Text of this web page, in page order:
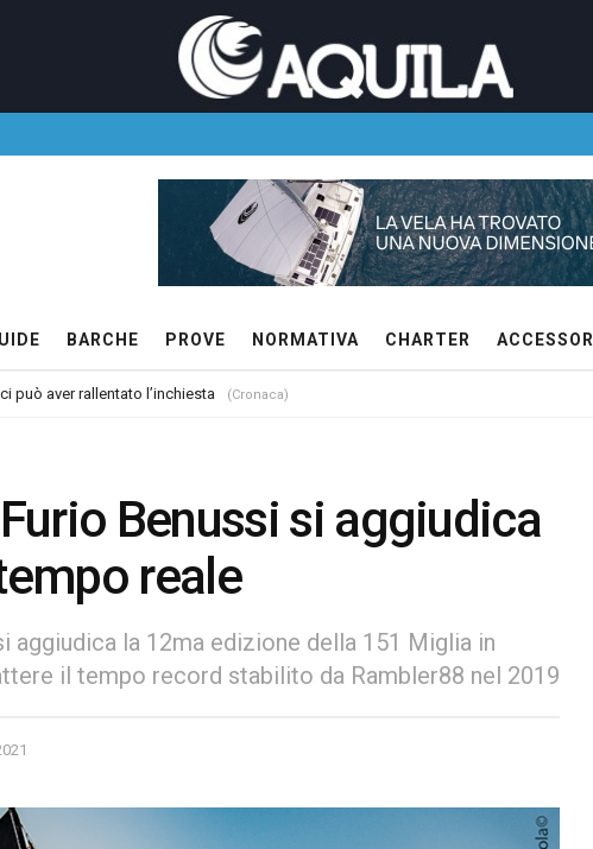
BARCHE PROVE NORMATIVA CHARTER ACCESSORI
può aver rallentato l’inchiesta (Cronaca)
Benussi si aggiudica
reale
aggiudica la 12ma edizione della 151 Miglia in
il tempo record stabilito da Rambler88 nel 2019